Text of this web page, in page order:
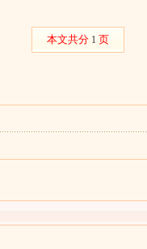
本文共分 1 页